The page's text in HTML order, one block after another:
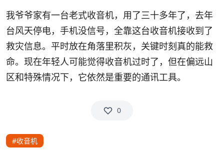
我爷爷家有一台老式收音机，用了三十多年了，去年
台风天停电，手机没信号，全靠这台收音机接收到了
救灾信息。平时放在角落里积灰，关键时刻真的能救
命。现在年轻人可能觉得收音机过时了，但在偏远山
区和特殊情况下，它依然是重要的通讯工具。
0
#收音机